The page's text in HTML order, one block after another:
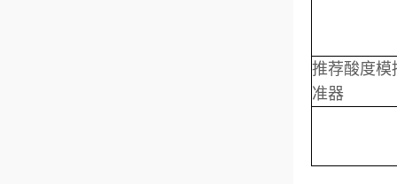
推荐酸度模
准器